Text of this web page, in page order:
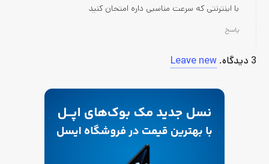
3 دیدگاه.
Leave new
با اینترنتی که سرعت مناسبی داره امتحان کنید
پاسخ